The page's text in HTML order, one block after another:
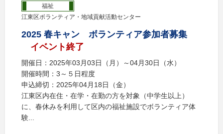
福祉
江東区ボランティア・地域貢献活動センター
2025 春キャン ボランティア参加者募集
イベント終了
開催日：2025年03月03日（月）～04月30日（水）
開催時間：3～５日程度
申込締切：2025年04月18日（金）
江東区内在住・在学・在勤の方を対象（中学生以上）
に、春休みを利用して区内の福祉施設でボランティア体
験...